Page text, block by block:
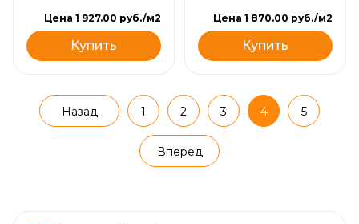
Цена 1 927.00 руб./м2
Купить
Цена 1 870.00 руб./м2
Купить
Назад 1 2 3 4 5
Вперед